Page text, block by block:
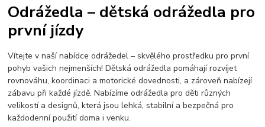
Odrážedla – dětská odrážedla pro
první jízdy
Vítejte v naší nabídce odrážedel – skvělého prostředku pro první
pohyb vašich nejmenších! Dětská odrážedla pomáhají rozvíjet
rovnováhu, koordinaci a motorické dovednosti, a zároveň nabízejí
zábavu při každé jízdě. Nabízíme odrážedla pro děti různých
velikostí a designů, která jsou lehká, stabilní a bezpečná pro
každodenní použití doma i venku.